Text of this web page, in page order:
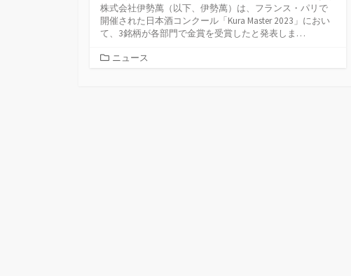
株式会社伊勢萬（以下、伊勢萬）は、フランス・パリで
開催された日本酒コンクール「Kura Master 2023」におい
て、3銘柄が各部門で金賞を受賞したと発表しま…
カニュース